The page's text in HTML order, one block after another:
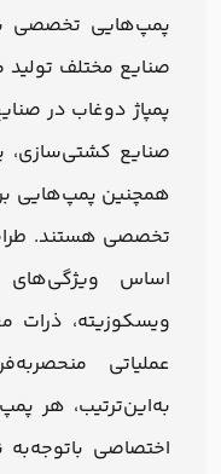
پمپ‌هایی تخصصی
صنایع مختلف
پمپاژ دوغاب در
صنایع کشتی‌سازی،
همچنین پمپ‌هایی
تخصصی هستند.
اساس
ویسکوزیته،
عملیاتی
اختصاصی